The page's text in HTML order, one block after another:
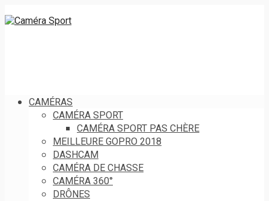
CAMÉRAS
CAMÉRA SPORT
CAMÉRA SPORT PAS CHÈRE
MEILLEURE GOPRO 2018
DASHCAM
CAMÉRA DE CHASSE
CAMÉRA 360°
DRÔNES